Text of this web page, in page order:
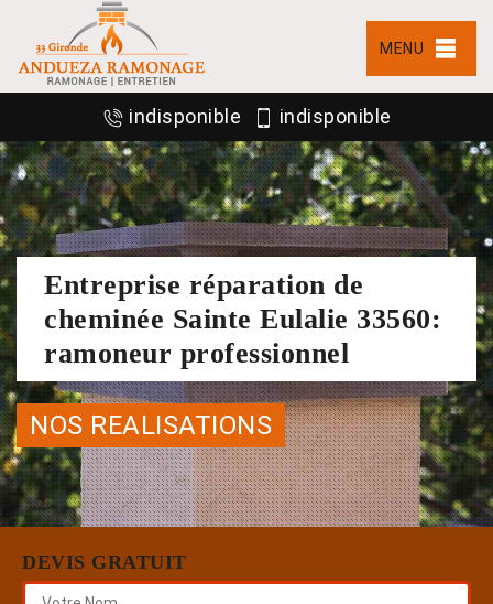
MENU
indisponible indisponible
Entreprise réparation de
cheminée Sainte Eulalie 33560:
ramoneur professionnel
NOS REALISATIONS
DEVIS GRATUIT